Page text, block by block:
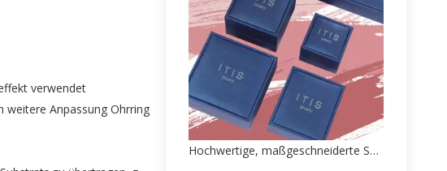
verwendet
weitere Anpassung Ohrring
Hochwertige, maßgeschneiderte Schmuckpapier-Verpackungsbox-Fabrik